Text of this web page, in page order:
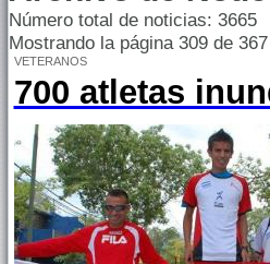
Número total de noticias: 3665
Mostrando la página 309 de 367
VETERANOS
700 atletas